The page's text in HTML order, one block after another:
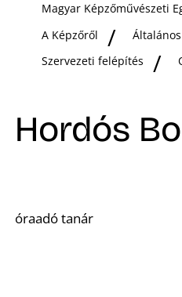
Magyar Képzőművészeti
A Képzőről
Szervezeti felépítés
Hordós
óraadó tanár